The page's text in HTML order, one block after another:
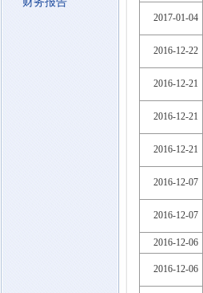
2017-01-04
2016-12-22
2016-12-21
2016-12-21
2016-12-21
2016-12-07
2016-12-07
2016-12-06
2016-12-06